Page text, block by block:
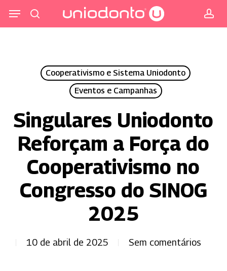
para
Menu
Cooperativismo e Sistema Uniodonto
Eventos e Campanhas
Singulares Uniodonto
Reforçam a Força do
Cooperativismo no
Congresso do SINOG
2025
10 de abril de 2025 Sem comentários